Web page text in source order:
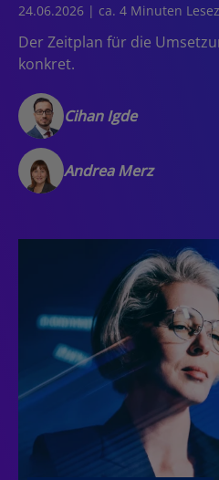
24.06.2026 | ca. 4 Minuten
Der Zeitplan für die
konkret.
Cihan Igde
Andrea Merz